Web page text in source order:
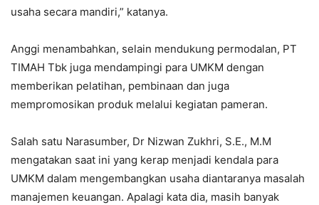
usaha secara mandiri,” katanya.
Anggi menambahkan, selain mendukung permodalan, PT
TIMAH Tbk juga mendampingi para UMKM dengan
memberikan pelatihan, pembinaan dan juga
mempromosikan produk melalui kegiatan pameran.
Salah satu Narasumber, Dr Nizwan Zukhri, S.E., M.M
mengatakan saat ini yang kerap menjadi kendala para
UMKM dalam mengembangkan usaha diantaranya masalah
manajemen keuangan. Apalagi kata dia, masih banyak